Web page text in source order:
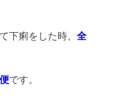
下痢をした時、 全
です。